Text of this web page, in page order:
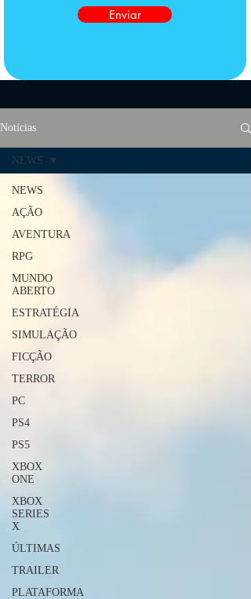
Enviar
Notícias
NEWS
AÇÃO
AVENTURA
RPG
MUNDO
ABERTO
ESTRATÉGIA
SIMULAÇÃO
FICÇÃO
TERROR
PC
PS4
PS5
XBOX
ONE
XBOX
SERIES
X
ÚLTIMAS
TRAILER
PLATAFORMA
NEWS